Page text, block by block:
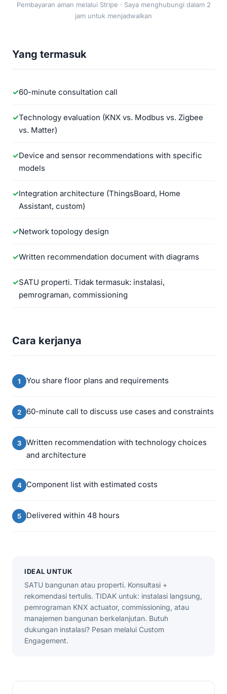
Pembayaran aman melalui Stripe · Saya menghubungi dalam 2
jam untuk menjadwalkan
Yang termasuk
60-minute consultation call
Technology evaluation (KNX vs. Modbus vs. Zigbee
vs. Matter)
Device and sensor recommendations with specific
models
Integration architecture (ThingsBoard, Home
Assistant, custom)
Network topology design
Written recommendation document with diagrams
SATU properti. Tidak termasuk: instalasi,
pemrograman, commissioning
Cara kerjanya
You share floor plans and requirements
60-minute call to discuss use cases and constraints
Written recommendation with technology choices
and architecture
Component list with estimated costs
Delivered within 48 hours
IDEAL UNTUK
SATU bangunan atau properti. Konsultasi +
rekomendasi tertulis. TIDAK untuk: instalasi langsung,
pemrograman KNX actuator, commissioning, atau
manajemen bangunan berkelanjutan. Butuh
dukungan instalasi? Pesan melalui Custom
Engagement.